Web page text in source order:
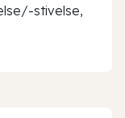
stivelse,